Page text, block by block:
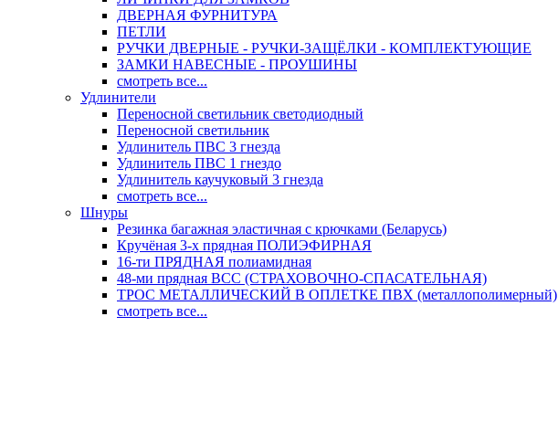
ДВЕРНАЯ ФУРНИТУРА
ПЕТЛИ
РУЧКИ ДВЕРНЫЕ - РУЧКИ-ЗАЩЁЛКИ - КОМПЛЕКТУЮЩИЕ
ЗАМКИ НАВЕСНЫЕ - ПРОУШИНЫ
смотреть все...
Удлинители
Переносной светильник светодиодный
Переносной светильник
Удлинитель ПВС 3 гнезда
Удлинитель ПВС 1 гнездо
Удлинитель каучуковый 3 гнезда
смотреть все...
Шнуры
Резинка багажная эластичная с крючками (Беларусь)
Кручёная 3-х прядная ПОЛИЭФИРНАЯ
16-ти ПРЯДНАЯ полиамидная
48-ми прядная ВСС (СТРАХОВОЧНО-СПАСАТЕЛЬНАЯ)
ТРОС МЕТАЛЛИЧЕСКИЙ В ОПЛЕТКЕ ПВХ (металлополимерный)
смотреть все...